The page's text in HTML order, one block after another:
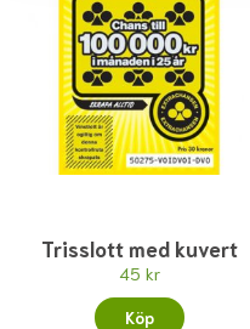
Trisslott med kuvert
45 kr
Köp